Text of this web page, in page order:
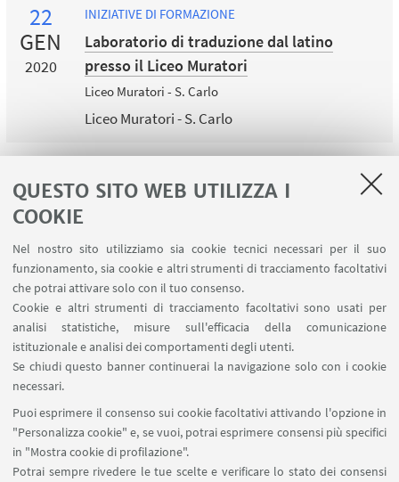
QUESTO SITO WEB UTILIZZA I
COOKIE
Nel nostro sito utilizziamo sia cookie tecnici necessari per il suo
funzionamento, sia cookie e altri strumenti di tracciamento facoltativi
che potrai attivare solo con il tuo consenso.
Cookie e altri strumenti di tracciamento facoltativi sono usati per
analisi statistiche, misure sull'efficacia della comunicazione
istituzionale e analisi dei comportamenti degli utenti.
Se chiudi questo banner continuerai la navigazione solo con i cookie
necessari.
Puoi esprimere il consenso sui cookie facoltativi attivando l'opzione in
"Personalizza cookie" e, se vuoi, potrai esprimere consensi più specifici
in "Mostra cookie di profilazione".
Potrai sempre rivedere le tue scelte e verificare lo stato dei consensi
22
GEN
2020
INIZIATIVE DI FORMAZIONE
Laboratorio di traduzione dal latino
presso il Liceo Muratori
Liceo Muratori - S. Carlo
Liceo Muratori - S. Carlo
LINK UTILI
Contatti
Area riservata
SEGUI UNIBO SU: